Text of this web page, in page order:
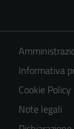
Informativa
Cookie Policy
Note legali